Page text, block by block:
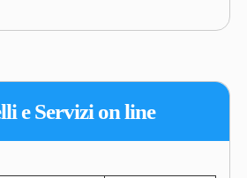
e Servizi on line